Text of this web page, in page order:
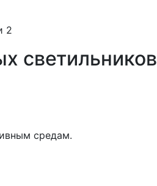
2
светильников
средам.